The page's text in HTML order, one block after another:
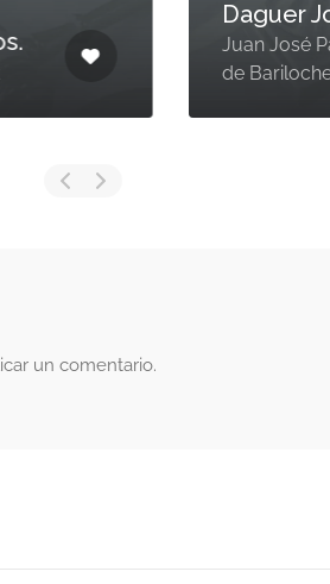
Daguer Jose
Juan José Paso 135,
de Bariloche, Río
un comentario.